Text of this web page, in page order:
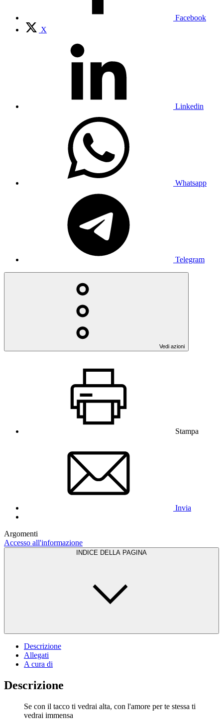
Facebook
X
Linkedin
Whatsapp
Telegram
Vedi azioni
Stampa
Invia
Argomenti
Accesso all'informazione
INDICE DELLA PAGINA
Descrizione
Allegati
A cura di
Descrizione
Se con il tacco ti vedrai alta, con l'amore per te stessa ti
vedrai immensa